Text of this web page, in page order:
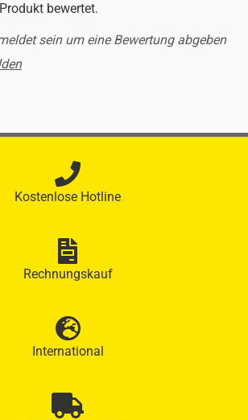
bewertet.
sein um eine Bewertung abgeben
Kostenlose Hotline
Rechnungskauf
International